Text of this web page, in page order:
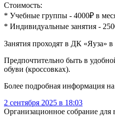
Стоимость:
* Учебные группы - 4000₽ в
* Индивидуальные занятия -
Занятия проходят в ДК «Яуза»
Предпочтительно быть в
обуви (кроссовках).
Более подробная информация
2 сентября 2025 в 18:03
Организационное собрание